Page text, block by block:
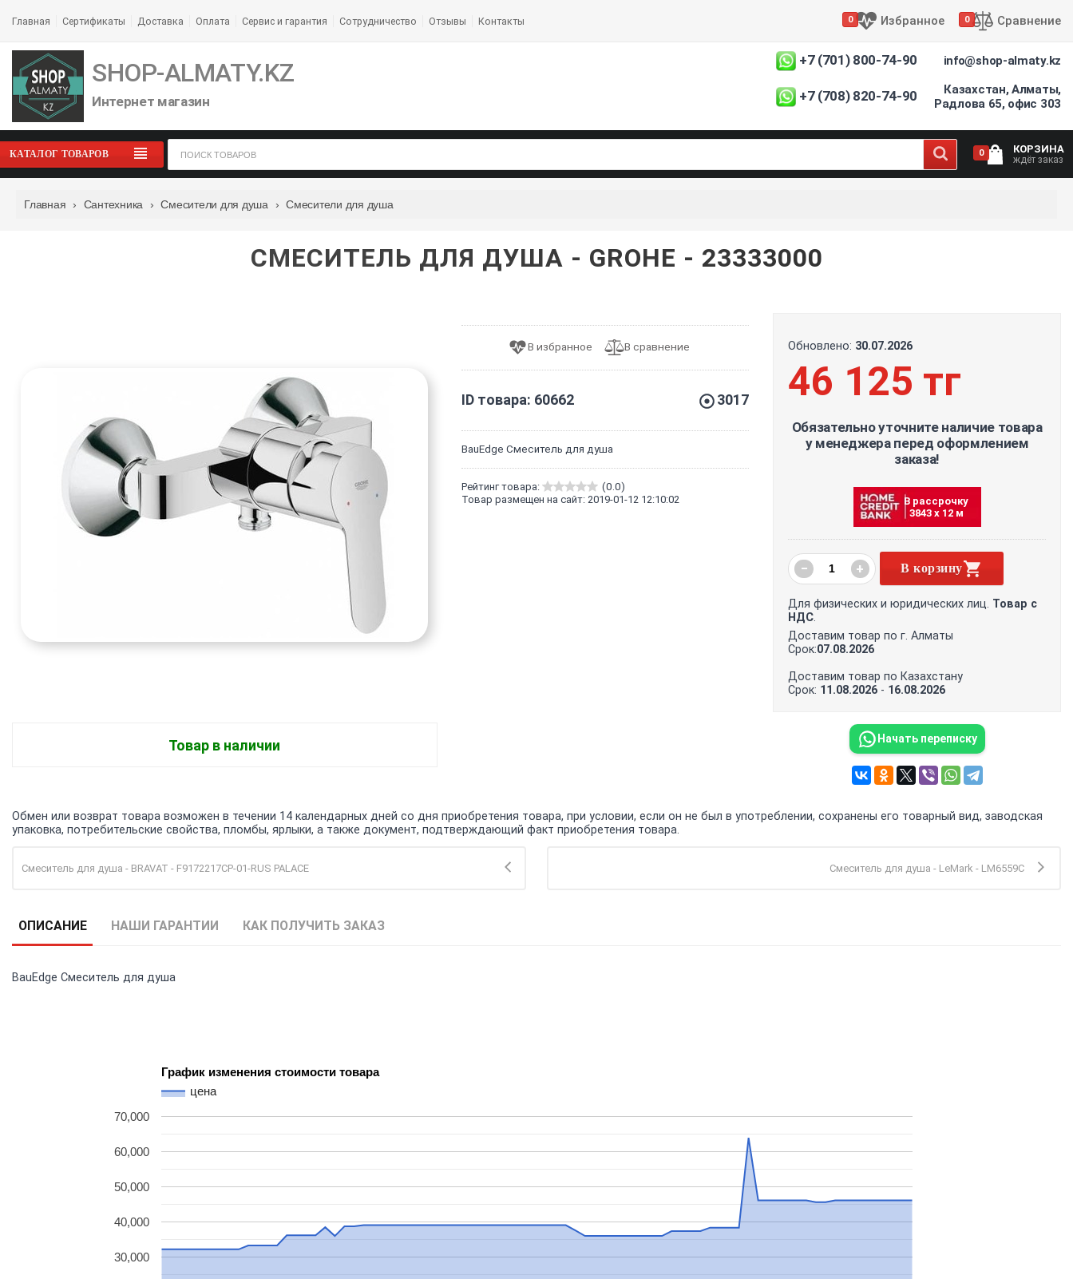
Главная Сертификаты Доставка Оплата Сервис и гарантия Сотрудничество Отзывы Контакты 0 Избранное 0 Сравнение
SHOP-ALMATY.KZ
Интернет магазин
+7 (701) 800-74-90
+7 (708) 820-74-90
info@shop-almaty.kz
Казахстан, Алматы,
Радлова 65, офис 303
КАТАЛОГ ТОВАРОВ 0 КОРЗИНА
ждёт заказ
Главная › Сантехника › Смесители для душа › Смесители для душа
СМЕСИТЕЛЬ ДЛЯ ДУША - GROHE - 23333000
Товар в наличии
ID товара: 60662 3017
BauEdge Смеситель для душа
Рейтинг товара:
(0.0)
Товар размещен на сайт: 2019-01-12 12:10:02
Обновлено: 30.07.2026
46 125 тг
Обязательно уточните наличие товара
у менеджера перед оформлением
заказа!
В рассрочку
3843 х 12 м
− + В корзину
Для физических и юридических лиц. Товар с
НДС.
Доставим товар по г. Алматы
Срок:07.08.2026
Доставим товар по Казахстану
Срок: 11.08.2026 - 16.08.2026
Начать переписку
Обмен или возврат товара возможен в течении 14 календарных дней со дня приобретения товара, при условии, если он не был в употреблении, сохранены его товарный вид, заводская
упаковка, потребительские свойства, пломбы, ярлыки, а также документ, подтверждающий факт приобретения товара.
Смеситель для душа - BRAVAT - F9172217CP-01-RUS PALACE Смеситель для душа - LeMark - LM6559C
ОПИСАНИЕ НАШИ ГАРАНТИИ КАК ПОЛУЧИТЬ ЗАКАЗ
BauEdge Смеситель для душа
График изменения стоимости товара
цена
30,000
40,000
50,000
60,000
70,000